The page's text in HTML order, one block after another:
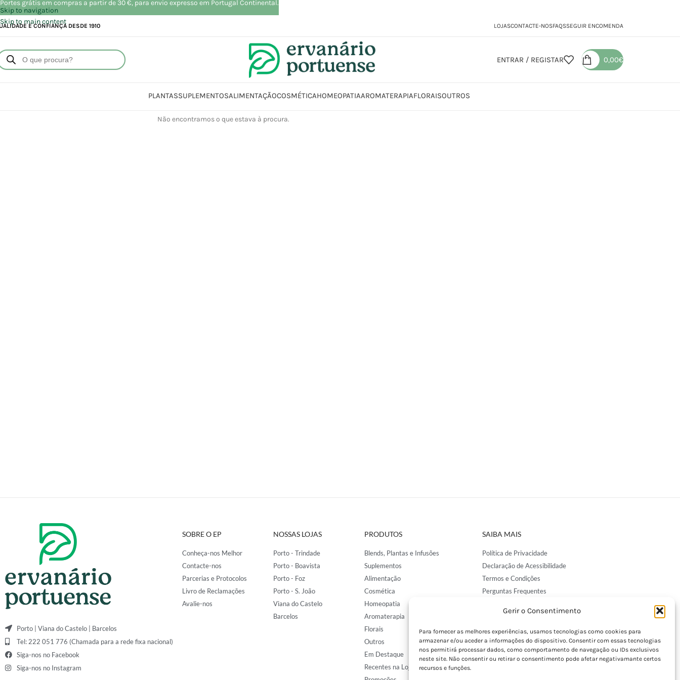
Gerir o Consentimento
Para fornecer as melhores experiências, usamos tecnologias como cookies para
armazenar e/ou aceder a informações do dispositivo. Consentir com essas tecnologias
nos permitirá processar dados, como comportamento de navegação ou IDs exclusivos
neste site. Não consentir ou retirar o consentimento pode afetar negativamante certos
recursos e funções.
Skip to navigation
Skip to main content
E CONFIANÇA DESDE 1910 LOJASCONTACTE-NOSFAQSSEGUIR ENCOMENDA
ENTRAR / REGISTAR 0,00€
PLANTASSUPLEMENTOSALIMENTAÇÃOCOSMÉTICAHOMEOPATIAAROMATERAPIAFLORAISOUTROS
Não encontramos o que estava à procura.
Porto | Viana do Castelo | Barcelos
Tel: 222 051 776 (Chamada para a rede fixa nacional)
Siga-nos no Facebook
Siga-nos no Instagram
SOBRE O EP
Conheça-nos Melhor
Contacte-nos
Parcerias e Protocolos
Livro de Reclamações
Avalie-nos
NOSSAS LOJAS
Porto - Trindade
Porto - Boavista
Porto - Foz
Porto - S. João
Viana do Castelo
Barcelos
PRODUTOS
Blends, Plantas e Infusões
Suplementos
Alimentação
Cosmética
Homeopatia
Aromaterapia
Florais
Outros
Em Destaque
Recentes na Loja
SAIBA MAIS
Política de Privacidade
Declaração de Acessibilidade
Termos e Condições
Perguntas Frequentes
Encomendas Internacionais
Seguir Encomenda
Devoluções e Trocas
Portes grátis em compras a partir de 30 €, para envio expresso em Portugal Continental.